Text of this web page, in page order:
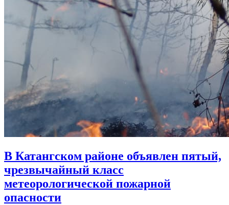
В Катангском районе объявлен пятый,
чрезвычайный класс
метеорологической пожарной
опасности